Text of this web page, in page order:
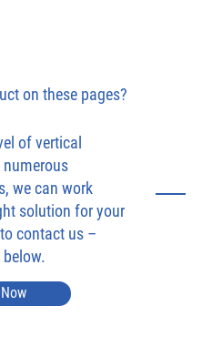
on these pages?
of vertical
we can work
solution for your
contact us –